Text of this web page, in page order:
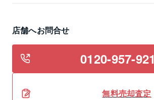
店舗へお問合せ
0120-957-921
無料売却査定